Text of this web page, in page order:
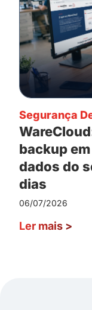
Segurança
backup
dados do
dias
06/07/2026
Ler mais >